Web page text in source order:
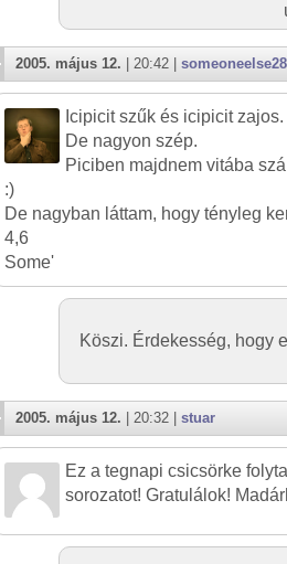
2005. május 12. | 20:42 | someoneelse28
Icipicit szűk és icipicit zajos.
De nagyon szép.
Piciben majdnem vitába
:)
De nagyban láttam, hogy tényleg
4,6
Some'
Köszi. Érdekesség, hogy
2005. május 12. | 20:32 | stuar
Ez a tegnapi csicsörke
sorozatot! Gratulálok!